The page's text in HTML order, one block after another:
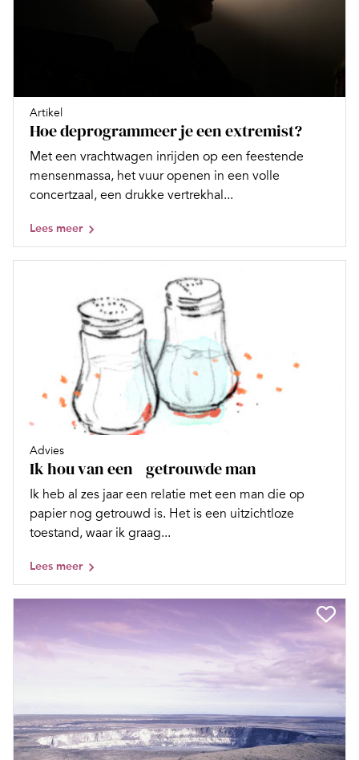
Artikel
Hoe deprogrammeer je een extremist?
Met een vrachtwagen inrijden op een feestende
mensenmassa, het vuur openen in een volle
concertzaal, een drukke vertrekhal...
Lees meer
Advies
Ik hou van een getrouwde man
Ik heb al zes jaar een relatie met een man die op
papier nog getrouwd is. Het is een uitzichtloze
toestand, waar ik graag...
Lees meer